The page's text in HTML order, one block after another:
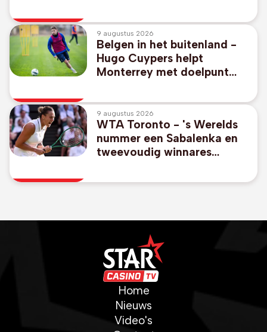
FX
9 augustus 2026
Belgen in het buitenland -
Hugo Cuypers helpt
Monterrey met doelpunt
van afwezige Messi
9 augustus 2026
WTA Toronto - 's Werelds
nummer een Sabalenka en
tweevoudig winnares
finales
Home
Nieuws
Video's